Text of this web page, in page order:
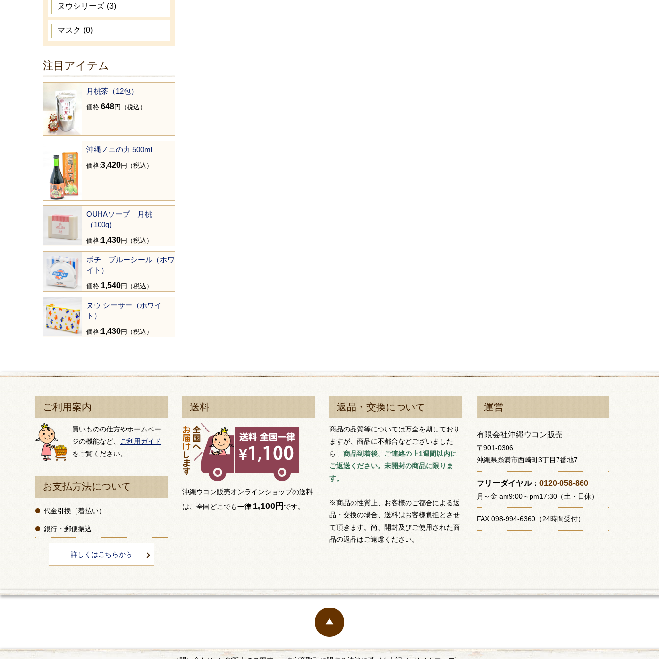
ヌウシリーズ (3)
マスク (0)
注目アイテム
月桃茶（12包）
価格:648円（税込）
沖縄ノニの力 500ml
価格:3,420円（税込）
OUHAソープ 月桃
（100g)
価格:1,430円（税込）
ポチ ブルーシール（ホワ
イト）
価格:1,540円（税込）
ヌウ シーサー（ホワイ
ト）
価格:1,430円（税込）
ご利用案内
買いものの仕方やホームペー
ジの機能など、
ご利用ガイド
をご覧ください。
お支払方法について
代金引換（着払い）
銀行・郵便振込
詳しくはこちらから
送料
沖縄ウコン販売オンラインショップの送料
は、全国どこでも一律 1,100円 です。
返品・交換について
商品の品質等については万全を期しており
ますが、商品に不都合などございました
ら、 商品到着後、ご連絡の上1週間以内に
ご返送ください。未開封の商品に限りま
す。
※商品の性質上、お客様のご都合による返
品・交換の場合、送料はお客様負担とさせ
て頂きます。尚、開封及びご使用された商
品の返品はご遠慮ください。
運営
有限会社沖縄ウコン販売
〒901-0306
沖縄県糸満市西崎町3丁目7番地7
フリーダイヤル： 0120-058-860
月～金 am9:00～pm17:30（土・日休）
FAX:098-994-6360（24時間受付）